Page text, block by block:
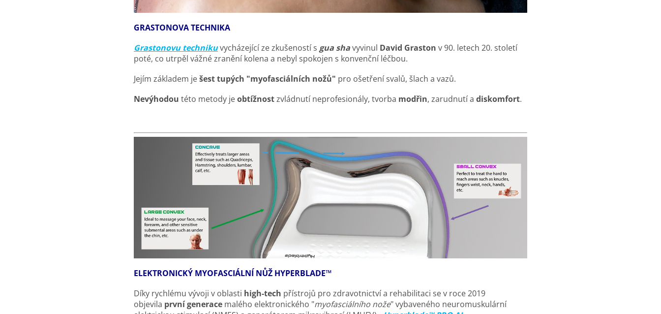
GRASTONOVA TECHNIKA
Grastonovu technikuvycházející ze zkušeností s gua sha​​vyvinul David Graston v 90. letech 20. století
poté, co utrpěl vážné zranění kolena a nebyl spokojen s konvenční léčbou.
Jejím základem ješest tupých "myofasciálních nožů" pro ošetření svalů, šlach a vazů.
Nevýhodou této metody jeobtížnostzvládnutí neprofesionály, tvorba modřin, zarudnutí a diskomfort.
ELEKTRONICKÝ MYOFASCIÁLNÍ NŮŽ HYPERBLADE™
Díky rychlému vývoji v oblasti high-tech přístrojů pro zdravotnictví a rehabilitaci se v roce 2019
objevila první generace malého elektronického "myofasciálního nože" vybaveného neuromuskulární